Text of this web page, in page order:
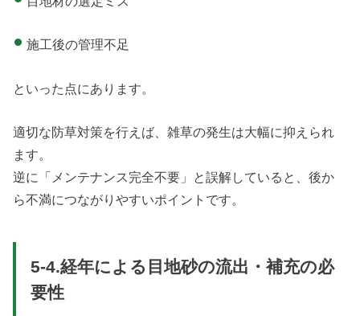
施工後の管理不足
といった点にあります。
適切な防草対策を行えば、雑草の発生は大幅に抑えられ
ます。
逆に「メンテナンス完全不要」と誤解していると、後か
ら不満につながりやすいポイントです。
5-4.経年による目地砂の流出・補充の必
要性